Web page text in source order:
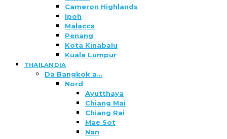
Cameron Highlands
Ipoh
Malacca
Penang
Kota Kinabalu
Kuala Lumpur
THAILANDIA
Da Bangkok a…
Nord
Ayutthaya
Chiang Mai
Chiang Rai
Mae Sot
Nan